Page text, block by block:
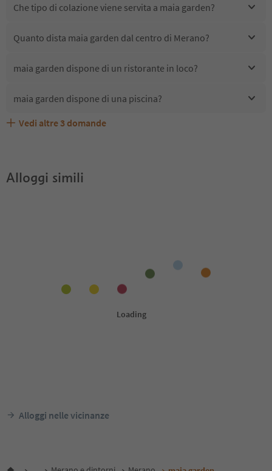
Che tipo di colazione viene servita a maia garden?
Quanto dista maia garden dal centro di Merano?
maia garden dispone di un ristorante in loco?
maia garden dispone di una piscina?
maia garden accetta animali domestici?
Quali servizi/attività sono disponibili presso maia
Gli ospiti di maia garden ricevono l'Alto Adige Guest
Vedi altre 3 domande
Alloggi simili
Alloggi nelle vicinanze